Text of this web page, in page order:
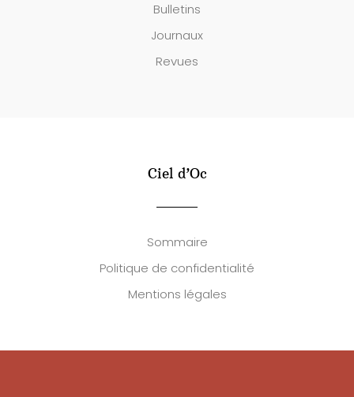
Bulletins
Journaux
Revues
Ciel d’Oc
Sommaire
Politique de confidentialité
Mentions légales